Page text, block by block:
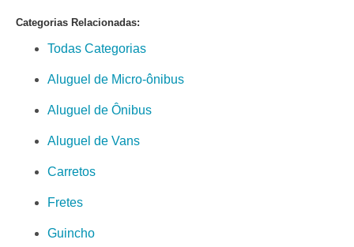
Categorias Relacionadas:
Todas Categorias
Aluguel de Micro-ônibus
Aluguel de Ônibus
Aluguel de Vans
Carretos
Fretes
Guincho